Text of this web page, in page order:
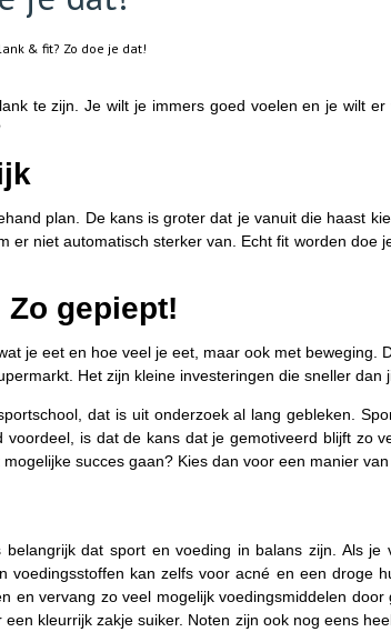
& fit? Zo doe je dat!
te zijn. Je wilt je immers goed voelen en je wilt
plan. De kans is groter dat je vanuit die haast
er niet automatisch sterker van. Echt fit worden
gepiept!
je eet en hoe veel je eet, maar ook met
Het zijn kleine investeringen die sneller dan
dat is uit onderzoek al lang gebleken.
is dat de kans dat je gemotiveerd blijft zo
succes gaan? Kies dan voor een manier
dat sport en voeding in balans zijn. Als
kan zelfs voor acné en een
en vervang zo veel mogelijk voedingsmiddelen
kleurrijk zakje suiker. Noten zijn ook nog eens